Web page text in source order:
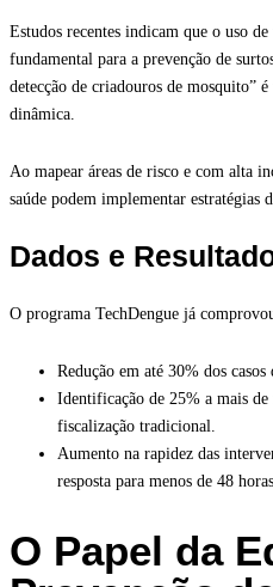
Estudos recentes indicam que o uso
fundamental para a prevenção de
detecção de criadouros de mosquito”
dinâmica.
Ao mapear áreas de risco e com alta
saúde podem implementar estratégias
Dados e
O programa TechDengue já
Redução em até 30% dos casos
Identificação de 25% a mais de
fiscalização tradicional.
Aumento na rapidez das
resposta para menos de 48
O Papel da